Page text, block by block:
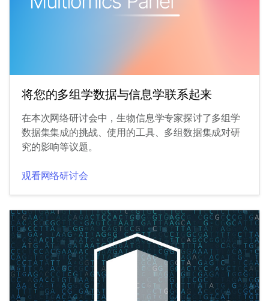
将您的多组学数据与信息学联系起来
在本次网络研讨会中，生物信息学专家探讨了多组学
数据集集成的挑战、使用的工具、多组数据集成对研
究的影响等议题。
观看网络研讨会